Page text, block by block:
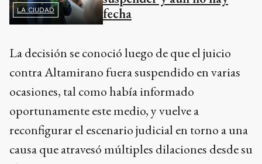
LA CIUDAD
fecha
La decisión se conoció luego de que el juicio
contra Altamirano fuera suspendido en varias
ocasiones, tal como había informado
oportunamente este medio, y vuelve a
reconfigurar el escenario judicial en torno a una
causa que atravesó múltiples dilaciones desde su